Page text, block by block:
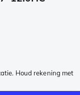
Houd rekening met